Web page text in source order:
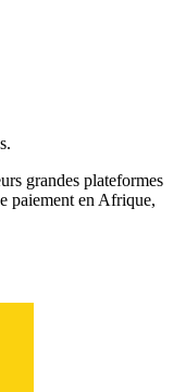
grandes plateformes
paiement en Afrique,